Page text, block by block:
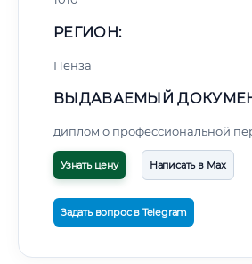
РЕГИОН:
Пенза
ВЫДАВАЕМЫЙ
диплом о профессиональной
Узнать цену Написать в Max
Задать вопрос в Telegram